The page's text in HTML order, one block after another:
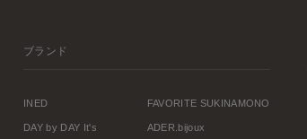
ブランド
INED
DAY by DAY It's
FAVORITE SUKINAMONO
ADER.bijoux